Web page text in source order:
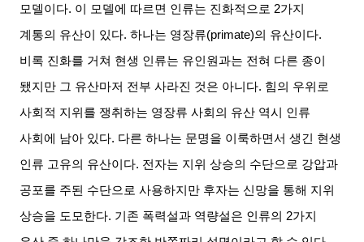
모델이다. 이 모델에 따르면 인류는 진화적으로 2가지
계통의 유산이 있다.하나는 영장류(primate)의 유산이다.
비록 진화를 거쳐 현생 인류는 유인원과는 전혀 다른 종이
됐지만 그 유산마저 전부 사라진 것은 아니다. 힘의 우위로
사회적 지위를 쟁취하는 영장류 사회의 유산 역시 인류
사회에 남아 있다. 다른 하나는 문명을 이룩하면서 생긴 현생
인류 고유의 유산이다. 전자는 지위 상승의 수단으로 강압과
공포를 주된 수단으로 사용하지만 후자는 신망을 통해 지위
상승을 도모한다. 기존 폭력설과 역량설은 인류의 2가지